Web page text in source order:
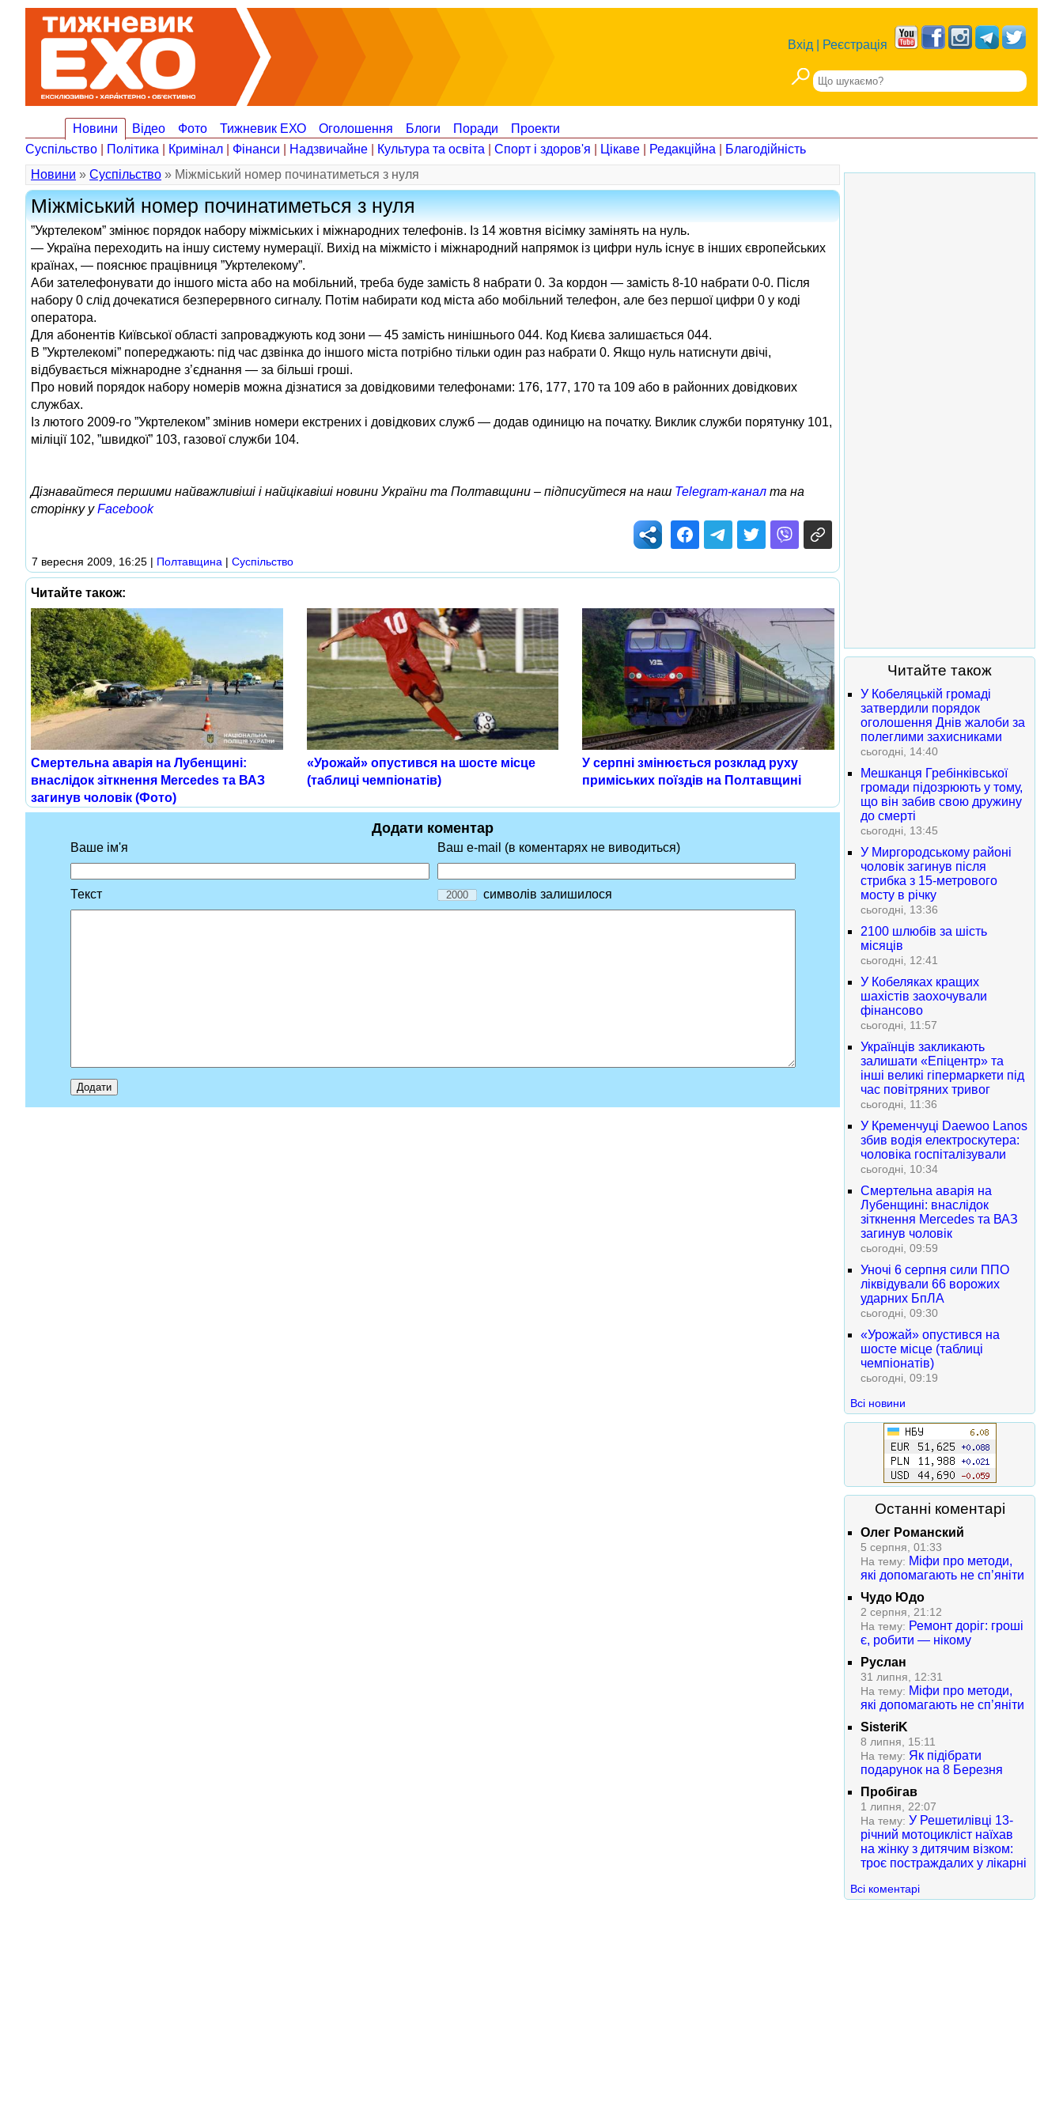
Вхід Реєстрація
Новини Відео Фото Тижневик ЕХО Оголошення Блоги Поради
Проекти
Суспільство
Політика Кримінал Фінанси Надзвичайне Культура та освіта Спорт і здоров'я Цікаве Редакційна
Благодійність
Новини » Суспільство » Міжміський номер починатиметься з нуля
Міжміський номер починатиметься з нуля
”Укртелеком” змінює порядок набору міжміських і міжнародних телефонів. Із 14 жовтня вісімку замінять на нуль.
— Україна переходить на іншу систему нумерації. Вихід на міжмісто і міжнародний напрямок із цифри нуль існує в інших європейських
країнах, — пояснює працівниця ”Укртелекому”.
Аби зателефонувати до іншого міста або на мобільний, треба буде замість 8 набрати 0. За кордон — замість 8-10 набрати 0-0. Після
набору 0 слід дочекатися безперервного сигналу. Потім набирати код міста або мобільний телефон, але без першої цифри 0 у коді
оператора.
Для абонентів Київської області запроваджують код зони — 45 замість нинішнього 044. Код Києва залишається 044.
В ”Укртелекомі” попереджають: під час дзвінка до іншого міста потрібно тільки один раз набрати 0. Якщо нуль натиснути двічі,
відбувається міжнародне з’єднання — за більші гроші.
Про новий порядок набору номерів можна дізнатися за довідковими телефонами: 176, 177, 170 та 109 або в районних довідкових
службах.
Із лютого 2009-го ”Укртелеком” змінив номери екстрених і довідкових служб — додав одиницю на початку. Виклик служби порятунку 101,
міліції 102, ”швидкої” 103, газової служби 104.
Дізнавайтеся першими найважливіші і найцікавіші новини України та Полтавщини – підписуйтеся на наш Telegram-канал та на
сторінку уFacebook
7 вересня 2009, 16:25 | Полтавщина | Суспільство
Читайте також:
Смертельна аварія на Лубенщині:
внаслідок зіткнення Mercedes та ВАЗ
загинув чоловік (Фото)
«Урожай» опустився на шосте місце
(таблиці чемпіонатів)
У серпні змінюється розклад руху
приміських поїздів на Полтавщині
Додати коментар
Ваше ім'я Ваш e-mail (в коментарях не виводиться)
Текст символів залишилося
Читайте також
У Кобеляцькій громаді
затвердили порядок
оголошення Днів жалоби за
полеглими захисниками
сьогодні, 14:40
Мешканця Гребінківської
громади підозрюють у тому,
що він забив свою дружину
до смерті
сьогодні, 13:45
У Миргородському районі
чоловік загинув після
стрибка з 15-метрового
мосту в річку
сьогодні, 13:36
2100 шлюбів за шість
місяців
сьогодні, 12:41
У Кобеляках кращих
шахістів заохочували
фінансово
сьогодні, 11:57
Українців закликають
залишати «Епіцентр» та
інші великі гіпермаркети під
час повітряних тривог
сьогодні, 11:36
У Кременчуці Daewoo Lanos
збив водія електроскутера:
чоловіка госпіталізували
сьогодні, 10:34
Смертельна аварія на
Лубенщині: внаслідок
зіткнення Mercedes та ВАЗ
загинув чоловік
сьогодні, 09:59
Уночі 6 серпня сили ППО
ліквідували 66 ворожих
ударних БпЛА
сьогодні, 09:30
«Урожай» опустився на
шосте місце (таблиці
чемпіонатів)
сьогодні, 09:19
Всі новини
Останні коментарі
Олег Романский
5 серпня, 01:33
На тему: Міфи про методи,
які допомагають не сп’яніти
Чудо Юдо
2 серпня, 21:12
На тему: Ремонт доріг: гроші
є, робити — нікому
Руслан
31 липня, 12:31
На тему: Міфи про методи,
які допомагають не сп’яніти
SisteriK
8 липня, 15:11
На тему: Як підібрати
подарунок на 8 Березня
Пробігав
1 липня, 22:07
На тему: У Решетилівці 13-
річний мотоцикліст наїхав
на жінку з дитячим візком:
троє постраждалих у лікарні
Всі коментарі